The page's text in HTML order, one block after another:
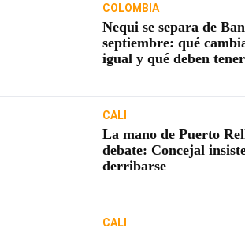
COLOMBIA
Nequi se separa de
septiembre: qué
igual y qué deben
CALI
La mano de Puerto
debate: Concejal
derribarse
CALI